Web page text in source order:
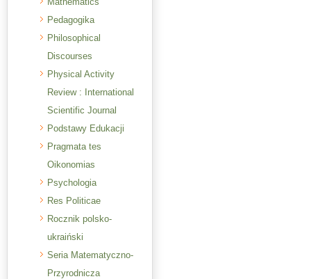
Pedagogika
Philosophical
Discourses
Physical Activity
Review : International
Scientific Journal
Podstawy Edukacji
Pragmata tes
Oikonomias
Psychologia
Res Politicae
Rocznik polsko-
ukraiński
Seria Matematyczno-
Przyrodnicza